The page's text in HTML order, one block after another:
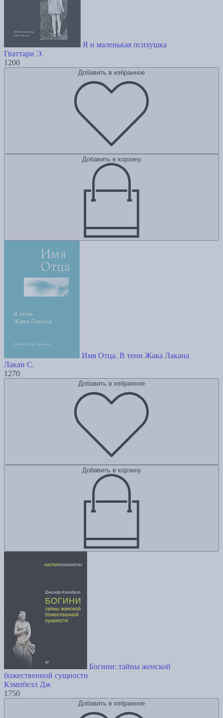
Я и маленькая психушка
Гваттари Э.
1200
Добавить в избранное
Добавить в корзину
Имя Отца. В тени Жака Лакана
Лакан С.
1270
Добавить в избранное
Добавить в корзину
Богини: тайны женской
божественной сущности
Кэмпбелл Дж
1750
Добавить в избранное